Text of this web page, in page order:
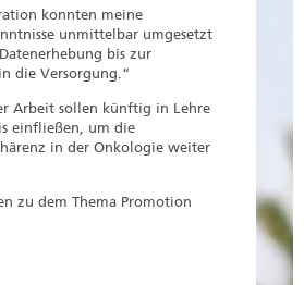
konnten meine
unmittelbar umgesetzt
bis zur
die Versorgung.“
Arbeit sollen künftig in Lehre
einfließen, um die
in der Onkologie weiter
zu dem Thema Promotion